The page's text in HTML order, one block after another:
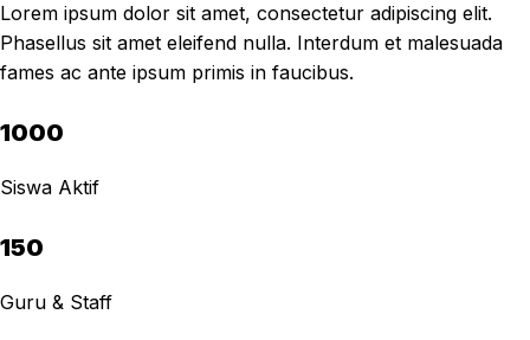
Lorem ipsum dolor sit amet, consectetur adipiscing elit.
Phasellus sit amet eleifend nulla. Interdum et malesuada
fames ac ante ipsum primis in faucibus.
1000
Siswa Aktif
150
Guru & Staff